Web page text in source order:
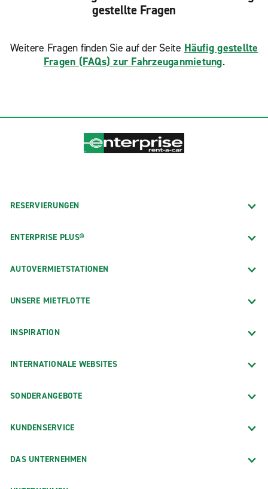
gestellte Fragen
Weitere Fragen finden Sie auf der Seite Häufig gestellte
Fragen (FAQs) zur Fahrzeuganmietung.
RESERVIERUNGEN
ENTERPRISE PLUS®
AUTOVERMIETSTATIONEN
UNSERE MIETFLOTTE
INSPIRATION
INTERNATIONALE WEBSITES
SONDERANGEBOTE
KUNDENSERVICE
DAS UNTERNEHMEN